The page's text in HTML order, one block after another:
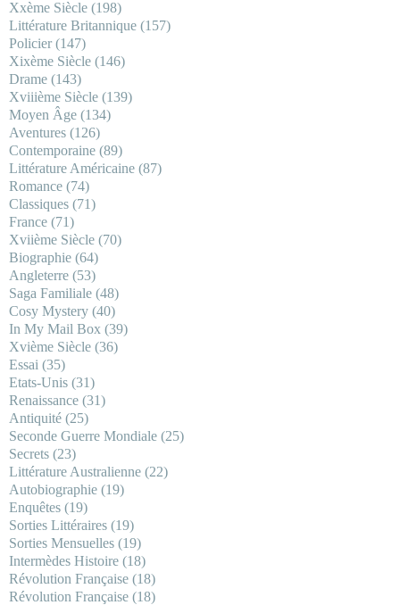
Xxème Siècle (198)
Littérature Britannique (157)
Policier(147)
Xixème Siècle (146)
Drame (143)
Xviiième Siècle (139)
Moyen Âge (134)
Aventures (126)
Contemporaine (89)
Littérature Américaine (87)
Romance (74)
Classiques (71)
France (71)
Xviième Siècle (70)
Biographie (64)
Angleterre (53)
Saga Familiale (48)
Cosy Mystery (40)
In My Mail Box (39)
Xvième Siècle (36)
Essai (35)
Etats-Unis (31)
Renaissance (31)
Antiquité (25)
Seconde Guerre Mondiale (25)
Secrets (23)
Littérature Australienne (22)
Autobiographie (19)
Enquêtes (19)
Sorties Littéraires (19)
Sorties Mensuelles (19)
Intermèdes Histoire (18)
Révolution Française (18)
Révolution Française (18)